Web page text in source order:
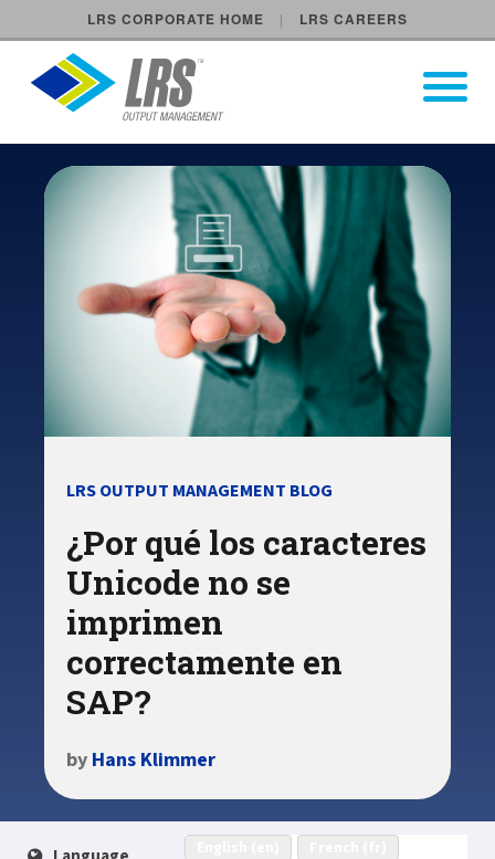
LRS CORPORATE HOME LRS CAREERS
LRS Output Management
Main Navigation
Open
LRS OUTPUT MANAGEMENT BLOG
¿Por qué los caracteres
Unicode no se
imprimen
correctamente en
SAP?
by Hans Klimmer